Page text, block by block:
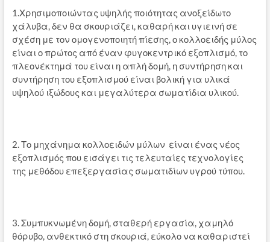
1.Χρησιμοποιώντας υψηλής ποιότητας ανοξείδωτο
χάλυβα, δεν θα σκουριάζει, καθαρή και υγιεινή σε
σχέση με τον ομογενοποιητή πίεσης, ο κολλοειδής μύλος
είναι ο πρώτος από έναν φυγοκεντρικό εξοπλισμό, το
πλεονέκτημά του είναι η απλή δομή, η συντήρηση και
συντήρηση του εξοπλισμού είναι βολική για υλικά
υψηλού ιξώδους και μεγαλύτερα σωματίδια υλικού.
2. Το μηχάνημα κολλοειδών μύλων είναι ένας νέος
εξοπλισμός που εισάγει τις τελευταίες τεχνολογίες
της μεθόδου επεξεργασίας σωματιδίων υγρού τύπου.
3. Συμπυκνωμένη δομή, σταθερή εργασία, χαμηλό
θόρυβο, ανθεκτικό στη σκουριά, εύκολο να καθαριστεί